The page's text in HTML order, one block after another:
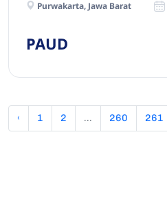
Purwakarta, Jawa Barat
PAUD
‹ 1 2 ... 260 261